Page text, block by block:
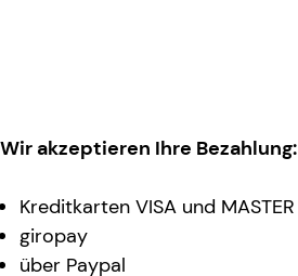
Wir akzeptieren Ihre Bezahlung:
Kreditkarten VISA und MASTER
giropay
über Paypal